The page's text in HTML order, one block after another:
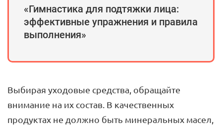
«Гимнастика для подтяжки лица:
эффективные упражнения и правила
выполнения»
Выбирая уходовые средства, обращайте
внимание на их состав. В качественных
продуктах не должно быть минеральных масел,